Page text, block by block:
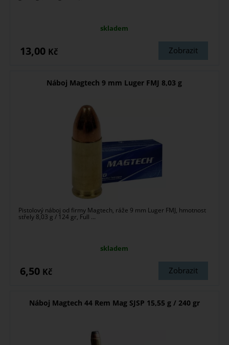
skladem
Zobrazit
13,00 Kč
Náboj Magtech 9 mm Luger FMJ 8,03 g
Pistolový náboj od firmy Magtech, ráže 9 mm Luger FMJ, hmotnost
střely 8,03 g / 124 gr, Full ...
skladem
Zobrazit
6,50 Kč
Náboj Magtech 44 Rem Mag SJSP 15,55 g / 240 gr